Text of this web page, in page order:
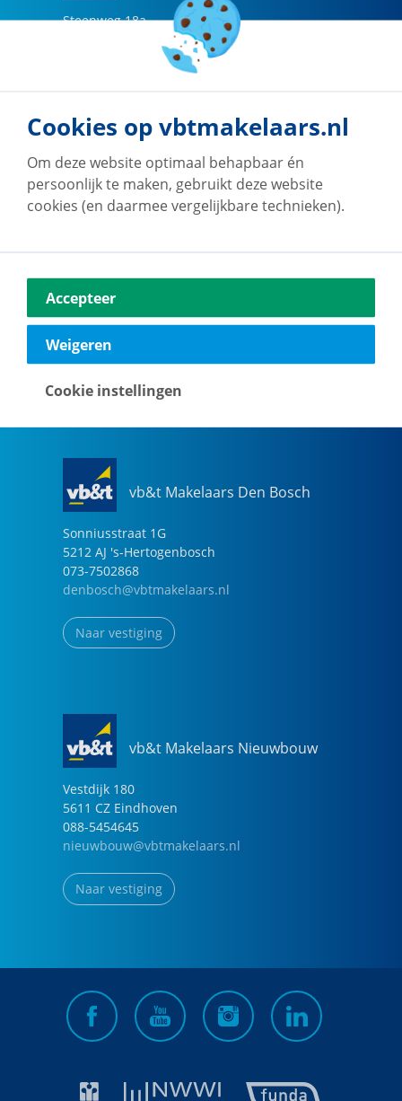
Steenweg 18a
helmond@vbtmakelaars.nl
Naar vestiging
Vestdijk 180
5611 CZ Eindhoven
040-2696949
vb&t Makelaars Den Bosch
Sonniusstraat 1G
5212 AJ 's-Hertogenbosch
073-7502868
denbosch@vbtmakelaars.nl
Naar vestiging
vb&t Makelaars Nieuwbouw
Vestdijk 180
5611 CZ Eindhoven
088-5454645
nieuwbouw@vbtmakelaars.nl
Naar vestiging
Cookies op vbtmakelaars.nl
Om deze website optimaal behapbaar én
persoonlijk te maken, gebruikt deze website
cookies (en daarmee vergelijkbare technieken).
Accepteer
Weigeren
Cookie instellingen